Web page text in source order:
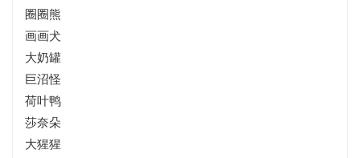
圈圈熊
画画犬
大奶罐
巨沼怪
荷叶鸭
莎奈朵
大猩猩